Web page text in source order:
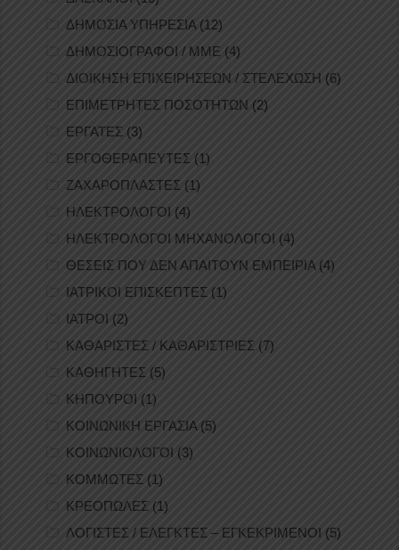
ΔΗΜΟΣΙΑ ΥΠΗΡΕΣΙΑ(12)
ΔΗΜΟΣΙΟΓΡΑΦΟΙ / ΜΜΕ (4)
ΔΙΟΙΚΗΣΗ ΕΠΙΧΕΙΡΗΣΕΩΝ / ΣΤΕΛΕΧΩΣΗ (6)
ΕΠΙΜΕΤΡΗΤΕΣ ΠΟΣΟΤΗΤΩΝ (2)
ΕΡΓΑΤΕΣ (3)
ΕΡΓΟΘΕΡΑΠΕΥΤΕΣ (1)
ΖΑΧΑΡΟΠΛΑΣΤΕΣ (1)
ΗΛΕΚΤΡΟΛΟΓΟΙ (4)
ΗΛΕΚΤΡΟΛΟΓΟΙ ΜΗΧΑΝΟΛΟΓΟΙ (4)
ΘΕΣΕΙΣ ΠΟΥ ΔΕΝ ΑΠΑΙΤΟΥΝ ΕΜΠΕΙΡΙΑ (4)
ΙΑΤΡΙΚΟΙ ΕΠΙΣΚΕΠΤΕΣ (1)
ΙΑΤΡΟΙ (2)
ΚΑΘΑΡΙΣΤΕΣ / ΚΑΘΑΡΙΣΤΡΙΕΣ (7)
ΚΑΘΗΓΗΤΕΣ (5)
ΚΗΠΟΥΡΟΙ (1)
ΚΟΙΝΩΝΙΚΗ ΕΡΓΑΣΙΑ(5)
ΚΟΙΝΩΝΙΟΛΟΓΟΙ (3)
ΚΟΜΜΩΤΕΣ (1)
ΚΡΕΟΠΩΛΕΣ (1)
ΛΟΓΙΣΤΕΣ / ΕΛΕΓΚΤΕΣ – ΕΓΚΕΚΡΙΜΕΝΟΙ (5)